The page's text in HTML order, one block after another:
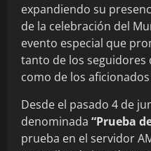
expandiendo su
de la celebración del
evento especial que
tanto de los seguidores
como de los
Desde el pasado 4 de
denominada “Prueba
prueba en el servidor